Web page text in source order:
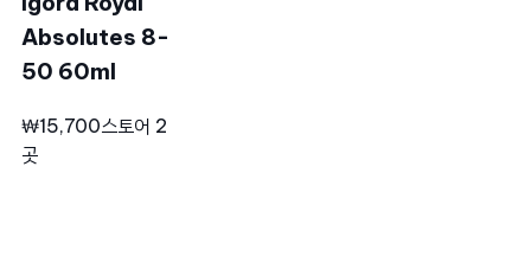
Absolutes 8-
50 60ml
₩15,700스토어 2
곳